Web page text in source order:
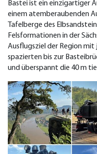
Bastei ist ein einzigartiger
einem atemberaubenden
Tafelberge des
Felsformationen in der
Ausflugsziel der Region mit
spazierten bis zur
und überspannt die 40 m